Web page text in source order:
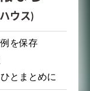
ウス)
を保存
とまとめに